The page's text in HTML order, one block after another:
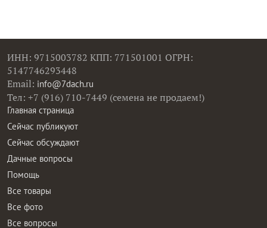
ИНН: 9715003782 КПП: 771501001 ОГРН:
5147746293448
Email: info@7dach.ru
Тел: +7 (916) 710-7449 (семена не продаем!)
Главная страница
Сейчас публикуют
Сейчас обсуждают
Дачные вопросы
Помощь
Все товары
Все фото
Все вопросы